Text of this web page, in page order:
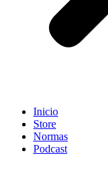
Inicio
Store
Normas
Podcast